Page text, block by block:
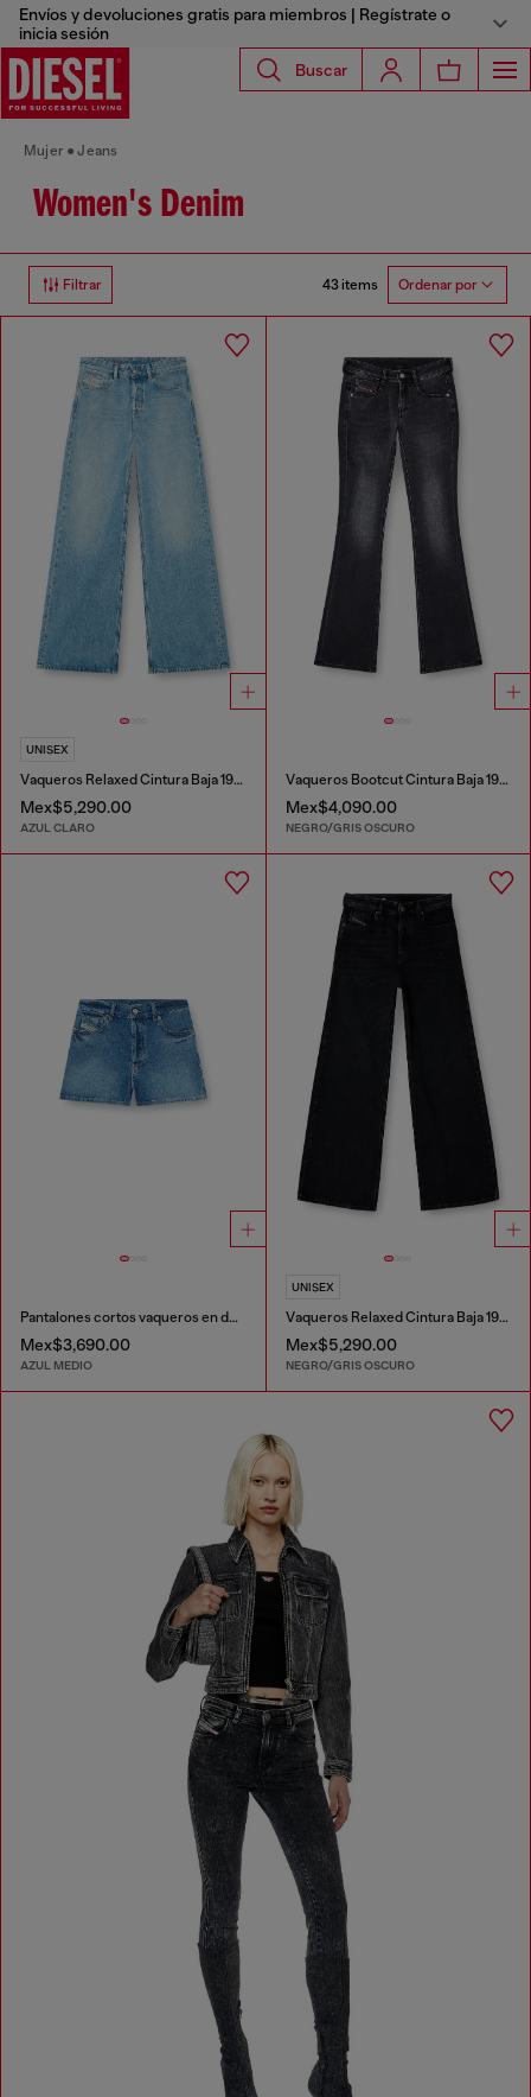
Envíos y devoluciones gratis para miembros | Regístrate o
inicia sesión
Buscar
Mujer Jeans
Women's Denim
Filtrar 43 items Ordenar por
UNISEX
Vaqueros Relaxed Cintura Baja 1996 D-Sire
Mex$5,290.00
AZUL CLARO
Vaqueros Bootcut Cintura Baja 1969 D-Ebbey
Mex$4,090.00
NEGRO/GRIS OSCURO
Pantalones cortos vaqueros en denim desgastado
Mex$3,690.00
AZUL MEDIO
UNISEX
Vaqueros Relaxed Cintura Baja 1996 D-Sire
Mex$5,290.00
NEGRO/GRIS OSCURO